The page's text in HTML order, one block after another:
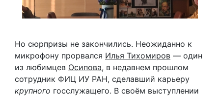
Но сюрпризы не закончились. Неожиданно к
микрофону прорвался Илья Тихомиров — один
из любимцев Осипова, в недавнем прошлом
сотрудник ФИЦ ИУ РАН, сделавший карьеру
крупного госслужащего. В своём выступлении